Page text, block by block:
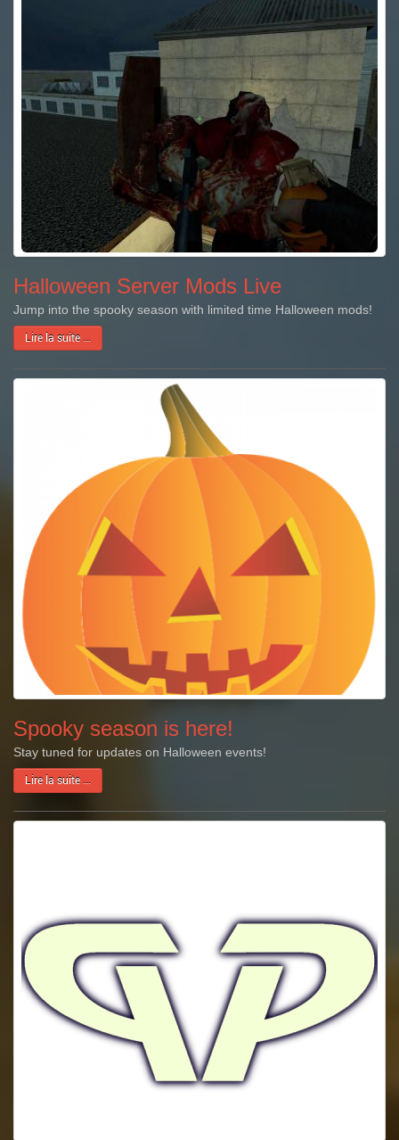
Halloween Server Mods Live
Jump into the spooky season with limited time Halloween mods!
Lire la suite ...
Spooky season is here!
Stay tuned for updates on Halloween events!
Lire la suite ...